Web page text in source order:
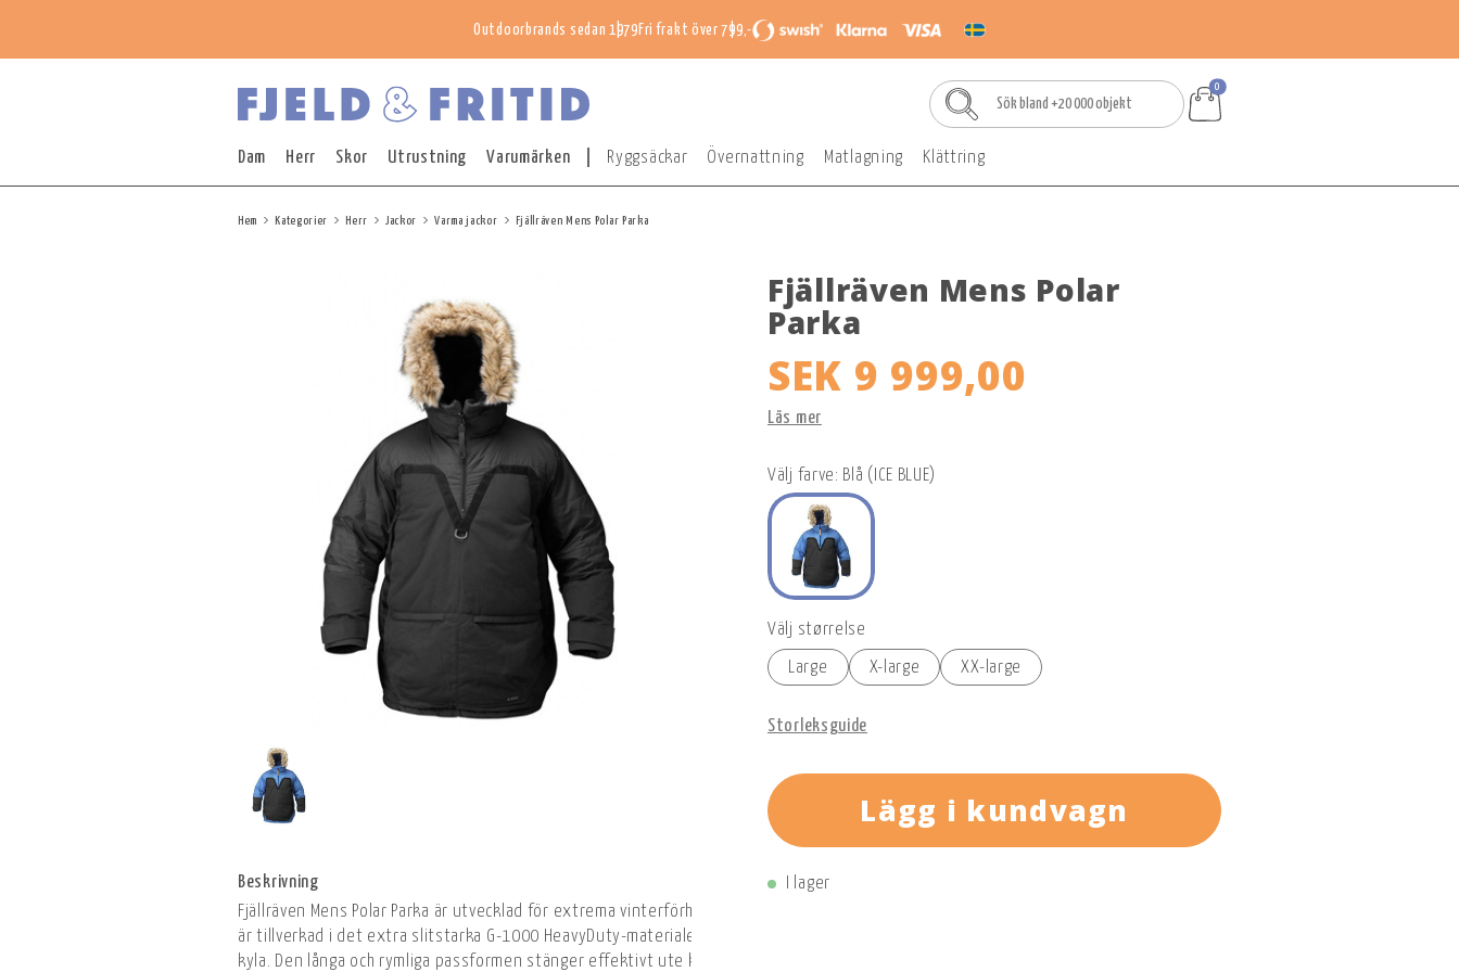
Outdoorbrands sedan 1979 Fri frakt över 799,-
0
Dam Herr Skor Utrustning Varumärken Ryggsäckar Övernattning Matlagning Klättring
Hem Kategorier Herr Jackor Varma jackor Fjällräven Mens Polar Parka
Beskrivning
Fjällräven Mens Polar Parka är utvecklad för extrema vinterförhållanden och polarexpeditioner där maximal värme och skydd är avgörande. Parkan
är tillverkad i det extra slitstarka G-1000 HeavyDuty-materialet och isolerad med kraftig Supreme Microloft som ger utmärkt värme även i sträng
kyla. Den långa och rymliga passformen stänger effektivt ute kylan, medan den avtagbara syntetiska pälskanten och den justerbara huvan ger
Fjällräven Mens Polar
Parka
SEK 9 999,00
Läs mer
Välj farve: Blå (ICE BLUE)
Välj størrelse
Large X-large XX-large
Storleksguide
Lägg i kundvagn
I lager